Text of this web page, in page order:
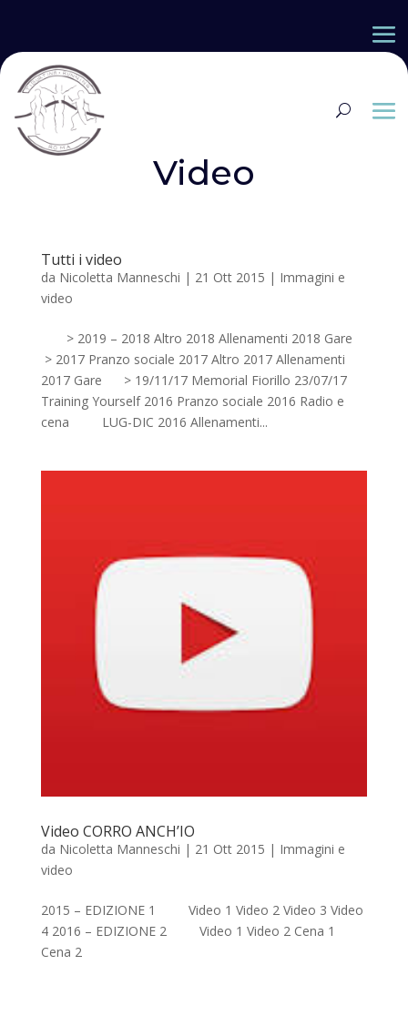
Video
Tutti i video
da Nicoletta Manneschi | 21 Ott 2015 | Immagini e
video
> 2019 – 2018 Altro 2018 Allenamenti 2018 Gare
> 2017 Pranzo sociale 2017 Altro 2017 Allenamenti
2017 Gare > 19/11/17 Memorial Fiorillo 23/07/17
Training Yourself 2016 Pranzo sociale 2016 Radio e
cena LUG-DIC 2016 Allenamenti...
Video CORRO ANCH’IO
da Nicoletta Manneschi | 21 Ott 2015 | Immagini e
video
2015 – EDIZIONE 1 Video 1 Video 2 Video 3 Video
4 2016 – EDIZIONE 2 Video 1 Video 2 Cena 1
Cena 2